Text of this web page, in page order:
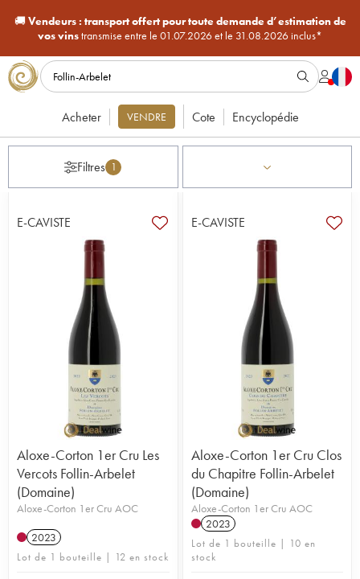
🚚Vendeurs : transport offert pour toute demande d’estimation de
vos vinstransmise entre le 01.07.2026 et le 31.08.2026 inclus*
Acheter VENDRE Cote Encyclopédie
Filtres 1
E-CAVISTE
Aloxe-Corton 1er Cru Les
Vercots Follin-Arbelet
(Domaine)
Aloxe-Corton 1er Cru AOC
2023
Lot de 1 bouteille | 12 en stock
E-CAVISTE
Aloxe-Corton 1er Cru Clos
du Chapitre Follin-Arbelet
(Domaine)
Aloxe-Corton 1er Cru AOC
2023
Lot de 1 bouteille | 10 en
stock